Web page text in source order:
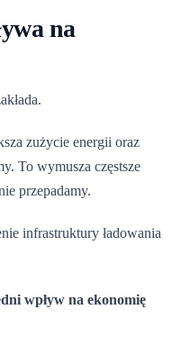
na
zużycie energii oraz
To wymusza częstsze
przepadamy.
infrastruktury ładowania
wpływ na ekonomię